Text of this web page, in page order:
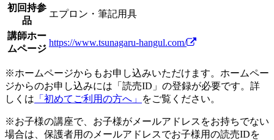
初回持参
品
エプロン・筆記用具
講師ホー
ムページ
https://www.tsunagaru-hangul.com/
※ホームページからもお申し込みいただけます。ホームペー
ジからのお申し込みには「読売ID」の登録が必要です。詳
しくは 「初めてご利用の方へ」 をご覧ください。
※お子様の講座で、お子様がメールアドレスをお持ちでない
場合は、保護者用のメールアドレスでお子様用の読売IDを